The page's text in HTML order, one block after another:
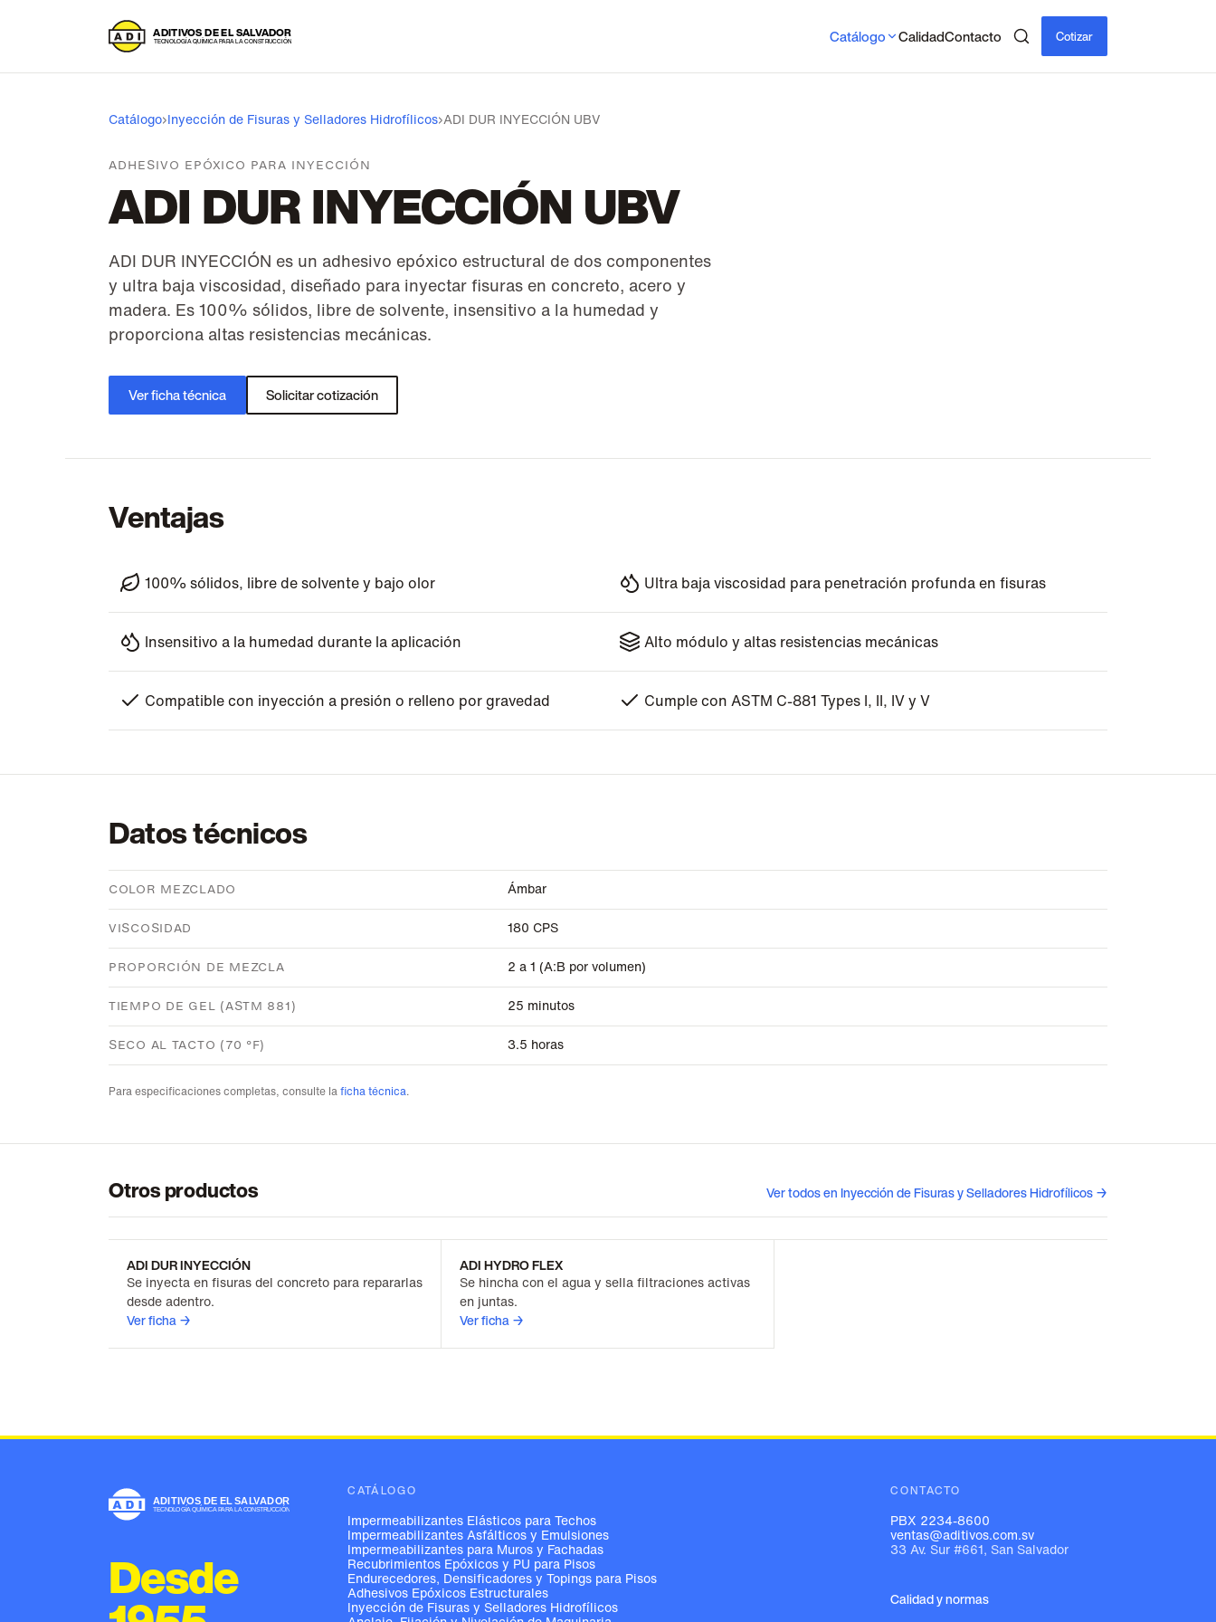
A DITIVOS DE EL SALVADOR
T ECNOLOGÍA QUÍMICA PARA LA CONSTRUCCIÓN Catálogo CalidadContacto Cotizar
Catálogo›Inyección de Fisuras y Selladores Hidrofílicos›ADI DUR INYECCIÓN UBV
ADHESIVO EPÓXICO PARA INYECCIÓN
ADI DUR INYECCIÓN UBV
ADI DUR INYECCIÓN es un adhesivo epóxico estructural de dos componentes
y ultra baja viscosidad, diseñado para inyectar fisuras en concreto, acero y
madera. Es 100% sólidos, libre de solvente, insensitivo a la humedad y
proporciona altas resistencias mecánicas.
Ver ficha técnica Solicitar cotización
Ventajas
100% sólidos, libre de solvente y bajo olor Ultra baja viscosidad para penetración profunda en fisuras
Insensitivo a la humedad durante la aplicación Alto módulo y altas resistencias mecánicas
Compatible con inyección a presión o relleno por gravedad Cumple con ASTM C-881 Types I, II, IV y V
Datos técnicos
COLOR MEZCLADO Ámbar
VISCOSIDAD 180 CPS
PROPORCIÓN DE MEZCLA 2 a 1 (A:B por volumen)
TIEMPO DE GEL (ASTM 881) 25 minutos
SECO AL TACTO (70 °F) 3.5 horas
Para especificaciones completas, consulte laficha técnica.
Otros productos Ver todos en Inyección de Fisuras y Selladores Hidrofílicos →
ADI DUR INYECCIÓN
Se inyecta en fisuras del concreto para repararlas
desde adentro.
Ver ficha →
ADI HYDRO FLEX
Se hincha con el agua y sella filtraciones activas
en juntas.
Ver ficha →
Desde
CATÁLOGO
Impermeabilizantes Elásticos para Techos
Impermeabilizantes Asfálticos y Emulsiones
Impermeabilizantes para Muros y Fachadas
Recubrimientos Epóxicos y PU para Pisos
Endurecedores, Densificadores y Topings para Pisos
Adhesivos Epóxicos Estructurales
Inyección de Fisuras y Selladores Hidrofílicos
CONTACTO
PBX 2234-8600
ventas@aditivos.com.sv
33 Av. Sur #661, San Salvador
Calidad y normas